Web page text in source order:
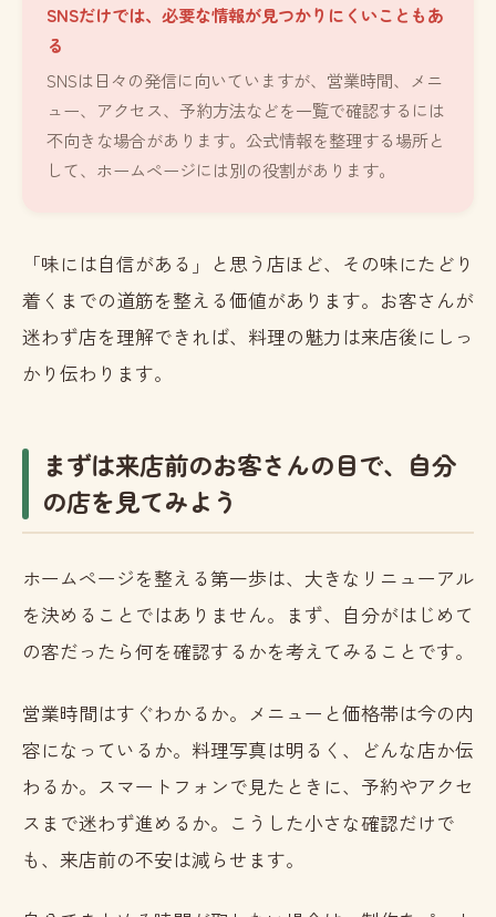
SNSだけでは、必要な情報が見つかりにくいこともあ
る
SNSは日々の発信に向いていますが、営業時間、メニ
ュー、アクセス、予約方法などを一覧で確認するには
不向きな場合があります。公式情報を整理する場所と
して、ホームページには別の役割があります。
「味には自信がある」と思う店ほど、その味にたどり
着くまでの道筋を整える価値があります。お客さんが
迷わず店を理解できれば、料理の魅力は来店後にしっ
かり伝わります。
まずは来店前のお客さんの目で、自分
の店を見てみよう
ホームページを整える第一歩は、大きなリニューアル
を決めることではありません。まず、自分がはじめて
の客だったら何を確認するかを考えてみることです。
営業時間はすぐわかるか。メニューと価格帯は今の内
容になっているか。料理写真は明るく、どんな店か伝
わるか。スマートフォンで見たときに、予約やアクセ
スまで迷わず進めるか。こうした小さな確認だけで
も、来店前の不安は減らせます。